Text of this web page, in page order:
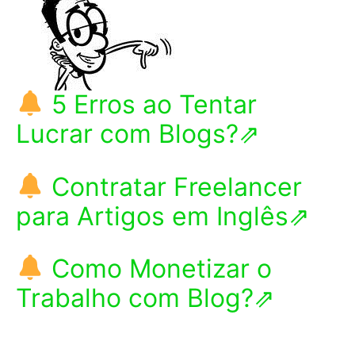
5 Erros ao Tentar
Lucrar com Blogs?⇗
Contratar Freelancer
para Artigos em Inglês⇗
Como Monetizar o
Trabalho com Blog?⇗